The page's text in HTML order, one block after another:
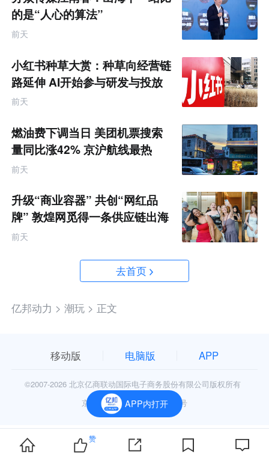
的是“人心的算法”
前天
小红书种草大赏：种草向经营链
路延伸 AI开始参与研发与投放
决策
前天
燃油费下调当日 美团机票搜索
量同比涨42% 京沪航线最热
前天
升级“商业容器” 共创“网红品
牌” 敦煌网觅得一条供应链出海
的新路径
前天
去首页
亿邦动力 > 潮玩 > 正文
APP内打开
赞
移动版 电脑版 APP
©2007-2026 北京亿商联动国际电子商务股份有限公司版权所有
京公网安备11010602006906号